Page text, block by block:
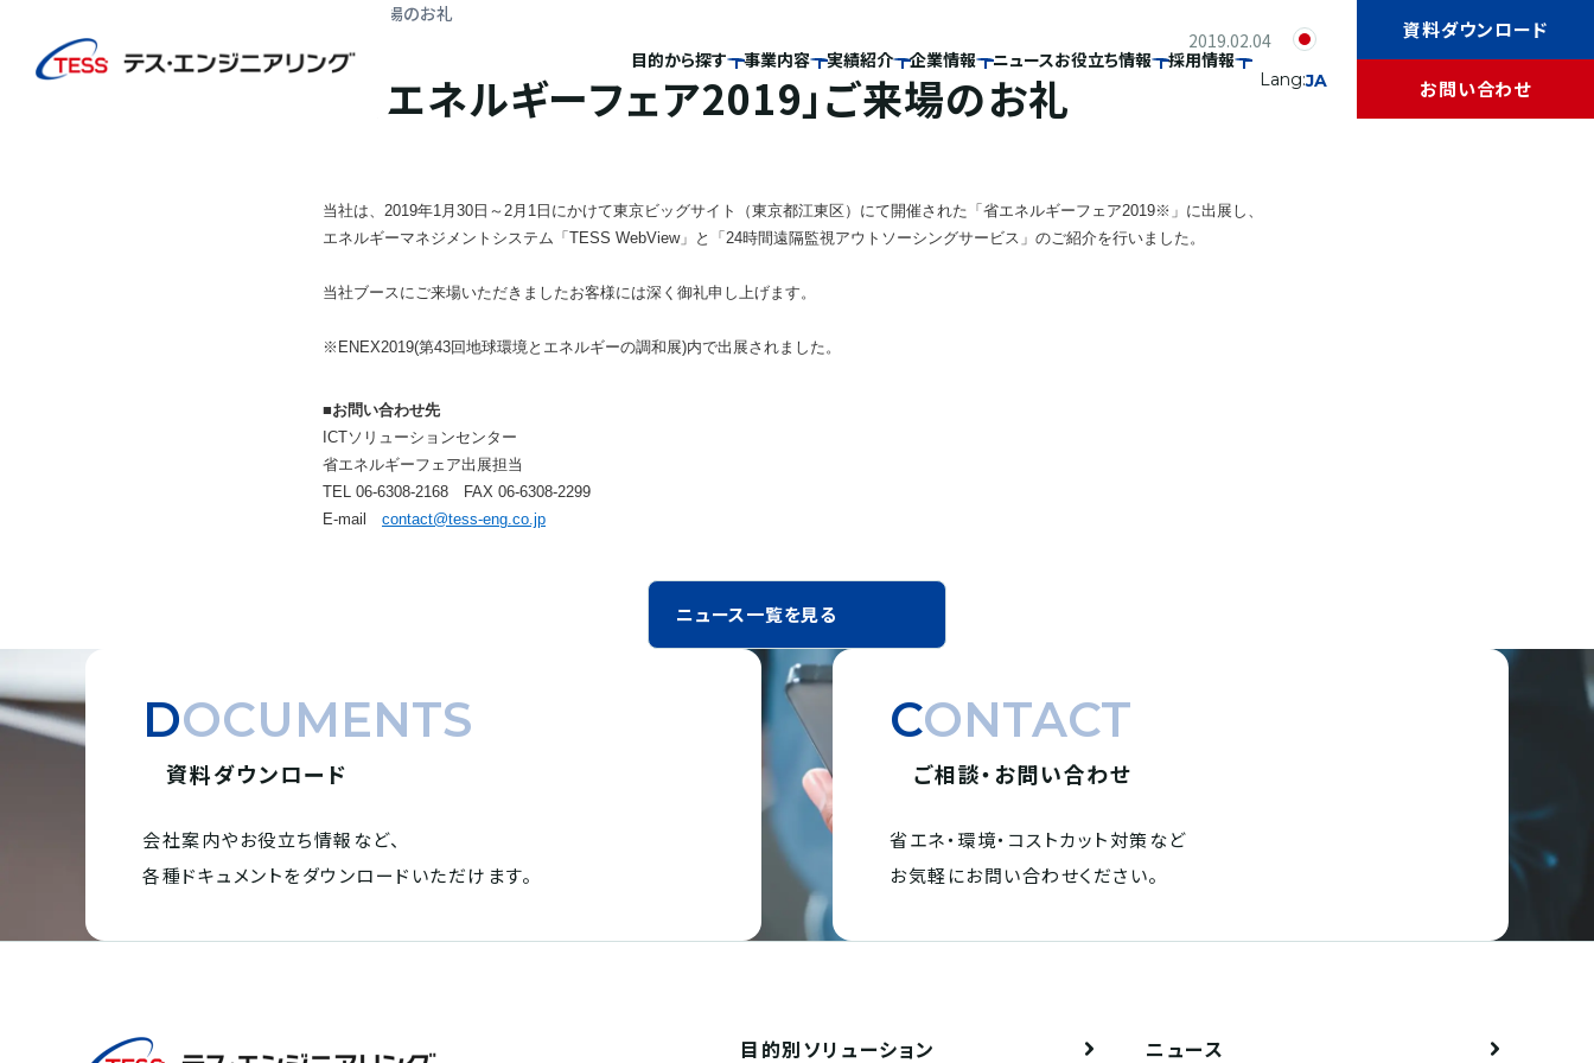
目的から探す 事業内容 実績紹介 企業情報 ニュースお役立ち情報 採用情報
資料ダウンロード
お問い合わせ
Lang:JA
「省エネルギーフェア2019」ご来場のお礼
2019.02.04
「省エネルギーフェア2019」ご来場のお礼
当社は、2019年1月30日～2月1日にかけて東京ビッグサイト（東京都江東区）にて開催された「省エネルギーフェア2019※」に出展し、
エネルギーマネジメントシステム「TESS WebView」と「24時間遠隔監視アウトソーシングサービス」のご紹介を行いました。
当社ブースにご来場いただきましたお客様には深く御礼申し上げます。
※ENEX2019(第43回地球環境とエネルギーの調和展)内で出展されました。
■お問い合わせ先
ICTソリューションセンター
省エネルギーフェア出展担当
TEL 06-6308-2168 FAX 06-6308-2299
E-mail contact@tess-eng.co.jp
ニュース一覧を見る
DOCUMENTS
資料ダウンロード
会社案内やお役立ち情報など、
各種ドキュメントをダウンロードいただけます。
CONTACT
ご相談・お問い合わせ
省エネ・環境・ コストカット対策など
お気軽にお問い合わせください。
目的別ソリューション ニュース